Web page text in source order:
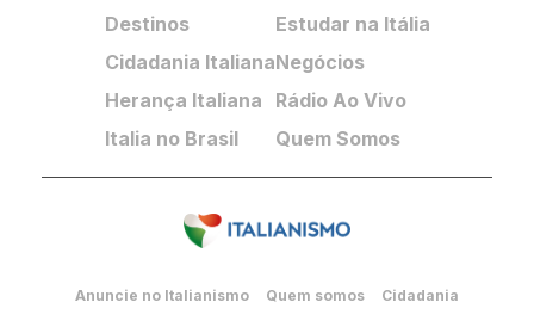
Destinos
Cidadania Italiana
Herança Italiana
Italia no Brasil
Estudar na Itália
Negócios
Rádio Ao Vivo
Quem Somos
Anuncie no Italianismo Quem somos Cidadania